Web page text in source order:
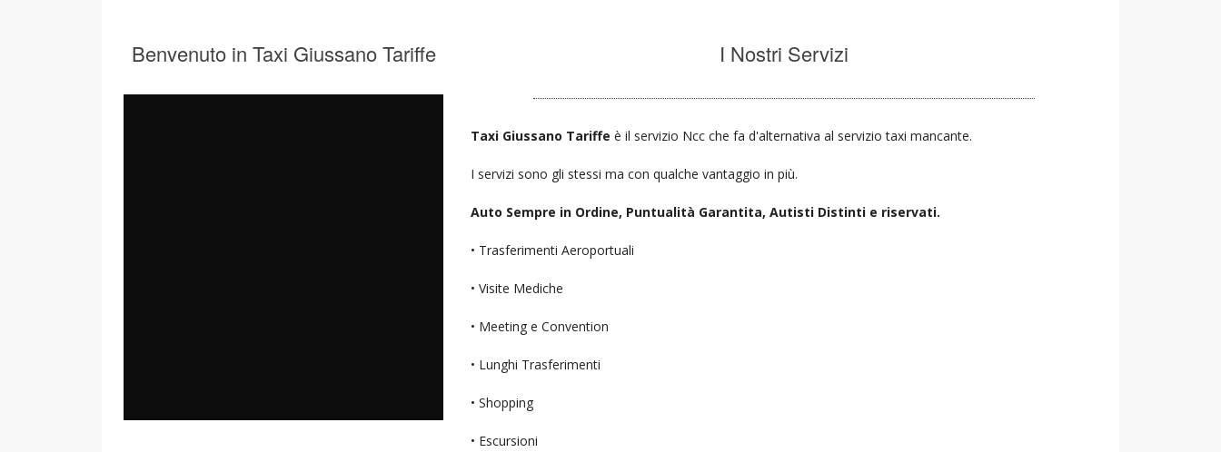
Benvenuto in Taxi Giussano Tariffe I Nostri Servizi
Taxi Giussano Tariffeè il servizio Ncc che fa d'alternativa al servizio taxi mancante.
I servizi sono gli stessi ma con qualche vantaggio in più.
Auto Sempre in Ordine, Puntualità Garantita, Autisti Distinti e riservati.
• Trasferimenti Aeroportuali
• Visite Mediche
• Meeting e Convention
• Lunghi Trasferimenti
• Shopping
• Escursioni